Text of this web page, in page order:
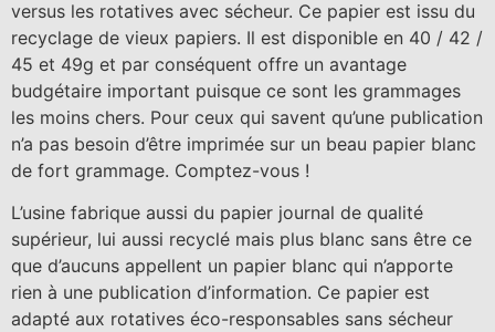
versus les rotatives avec sécheur. Ce papier est issu du
recyclage de vieux papiers. Il est disponible en 40 / 42 /
45 et 49g et par conséquent offre un avantage
budgétaire important puisque ce sont les grammages
les moins chers. Pour ceux qui savent qu’une publication
n’a pas besoin d’être imprimée sur un beau papier blanc
de fort grammage. Comptez-vous !
L’usine fabrique aussi du papier journal de qualité
supérieur, lui aussi recyclé mais plus blanc sans être ce
que d’aucuns appellent un papier blanc qui n’apporte
rien à une publication d’information. Ce papier est
adapté aux rotatives éco-responsables sans sécheur